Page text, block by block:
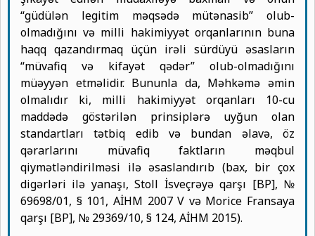
“güdülən legitim məqsədə mütənasib” olub-
olmadığını və milli hakimiyyət orqanlarının buna
haqq qazandırmaq üçün irəli sürdüyü əsasların
“müvafiq və kifayət qədər” olub-olmadığını
müəyyən etməlidir. Bununla da, Məhkəmə əmin
olmalıdır ki, milli hakimiyyət orqanları 10-cu
maddədə göstərilən prinsiplərə uyğun olan
standartları tətbiq edib və bundan əlavə, öz
qərarlarını müvafiq faktların məqbul
qiymətləndirilməsi ilə əsaslandırıb (bax, bir çox
digərləri ilə yanaşı, Stoll İsveçrəyə qarşı [BP], №
69698/01, § 101, AİHM 2007 V və Morice Fransaya
qarşı [BP], № 29369/10, § 124, AİHM 2015).